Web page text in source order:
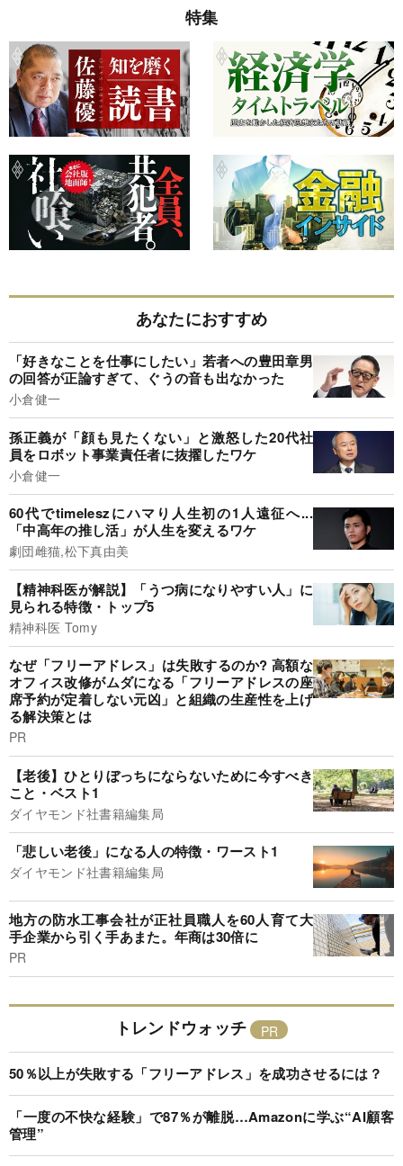
特集
あなたにおすすめ
「好きなことを仕事にしたい」若者への豊田章男
の回答が正論すぎて、ぐうの音も出なかった
小倉健一
孫正義が「顔も見たくない」と激怒した20代社
員をロボット事業責任者に抜擢したワケ
小倉健一
60代でtimeleszにハマり人生初の1人遠征へ...
「中高年の推し活」が人生を変えるワケ
劇団雌猫,松下真由美
【精神科医が解説】「うつ病になりやすい人」に
見られる特徴・トップ5
精神科医 Tomy
なぜ「フリーアドレス」は失敗するのか? 高額な
オフィス改修がムダになる「フリーアドレスの座
席予約が定着しない元凶」と組織の生産性を上げ
る解決策とは
PR
【老後】ひとりぼっちにならないために今すべき
こと・ベスト1
ダイヤモンド社書籍編集局
「悲しい老後」になる人の特徴・ワースト1
ダイヤモンド社書籍編集局
地方の防水工事会社が正社員職人を60人育て大
手企業から引く手あまた。年商は30倍に
PR
トレンドウォッチ
50％以上が失敗する「フリーアドレス」を成功させるには？
「一度の不快な経験」で87％が離脱…Amazonに学ぶ“AI顧客
管理”